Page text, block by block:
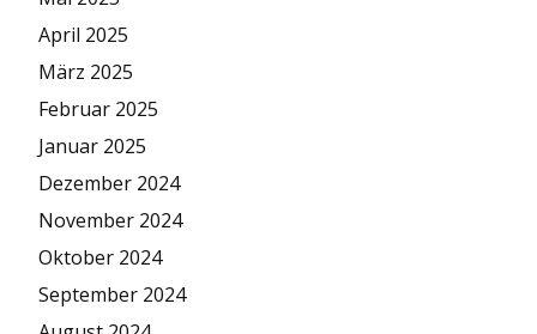
April 2025
März 2025
Februar 2025
Januar 2025
Dezember 2024
November 2024
Oktober 2024
September 2024